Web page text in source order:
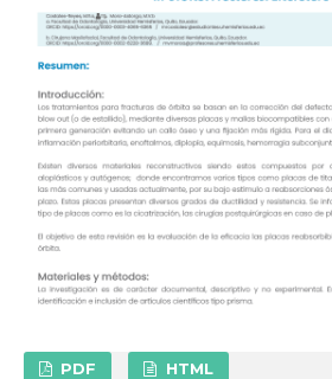
PDF HTML